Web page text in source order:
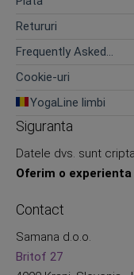
Retururi
Frequently Asked
Cookie-uri
YogaLine limbi
Siguranta
Datele dvs. sunt
Oferim o
Contact
Samana d.o.o.
Britof 27